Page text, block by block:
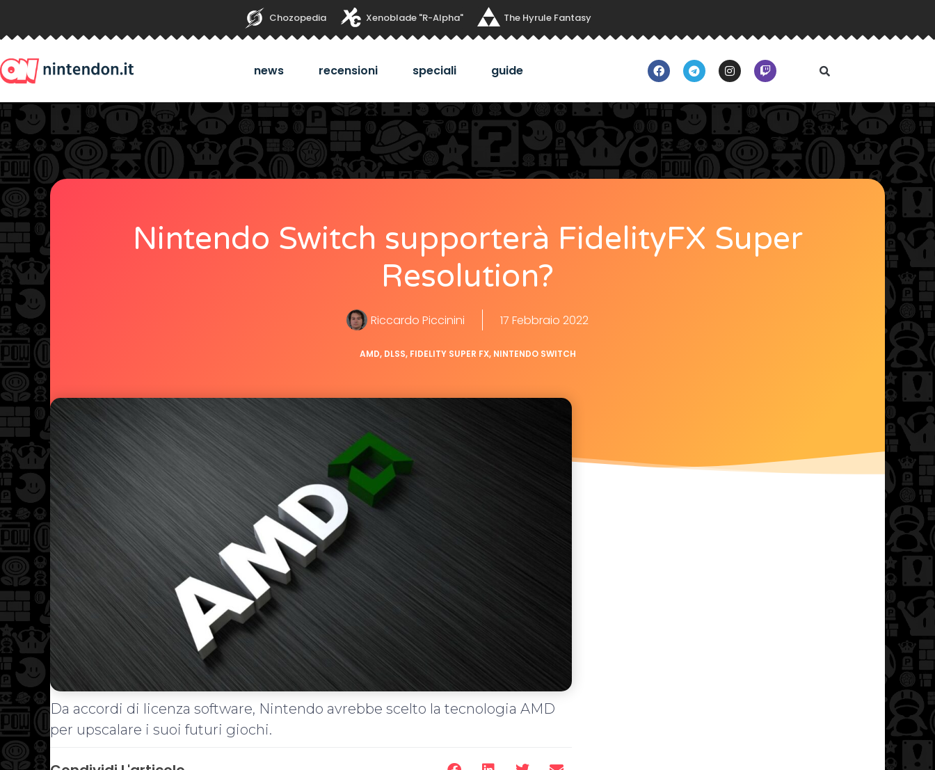
Chozopedia Xenoblade "R-Alpha" The Hyrule Fantasy
news recensioni speciali guide
Nintendo Switch supporterà FidelityFX Super
Resolution?
Riccardo Piccinini 17 Febbraio 2022
AMD, DLSS, FIDELITY SUPER FX, NINTENDO SWITCH
Da accordi di licenza software, Nintendo avrebbe scelto la tecnologia AMD
per upscalare i suoi futuri giochi.